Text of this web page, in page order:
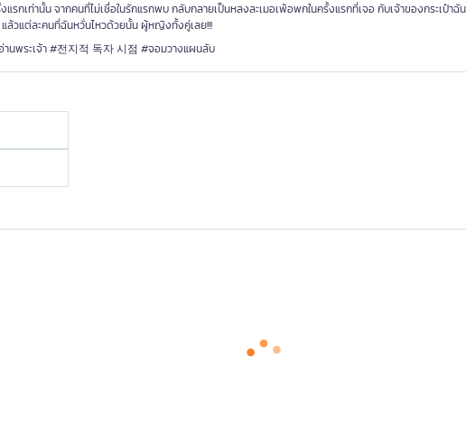
กเท่านั้น จากคนที่ไม่เชื่อในรักแรกพบ กลับกลายเป็นหลงละเมอเพ้อพกในครั้งแรกที่เจอ กับเจ้าของกระเป๋าฉั
ล้วแต่ละคนที่ฉันหวั่นไหวด้วยนั้น ผู้หญิงทั้งคู่เลย!!!
านพระเจ้า #전지적 독자 시점 #จอมวางแผนลับ